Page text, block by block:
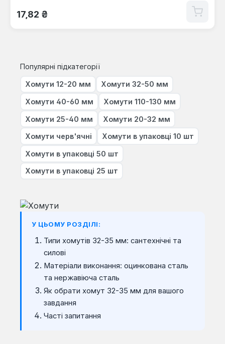
Звичайна ціна:
17,82 ₴
Популярні підкатегорії
Хомути 12-20 мм Хомути 32-50 мм
Хомути 40-60 мм Хомути 110-130 мм
Хомути 25-40 мм Хомути 20-32 мм
Хомути черв'ячні Хомути в упаковці 10 шт
Хомути в упаковці 50 шт
Хомути в упаковці 25 шт
У ЦЬОМУ РОЗДІЛІ:
Типи хомутів 32-35 мм: сантехнічні та
силові
Матеріали виконання: оцинкована сталь
та нержавіюча сталь
Як обрати хомут 32-35 мм для вашого
завдання
Часті запитання